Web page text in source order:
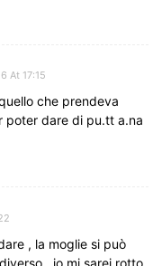
At 17:15
che prendeva
poter dare di pu.tt a.na
, la moglie si può
, io mi sarei rotto